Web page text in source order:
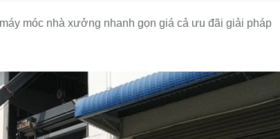
móc nhà xưởng nhanh gọn giá cả ưu đãi giải pháp